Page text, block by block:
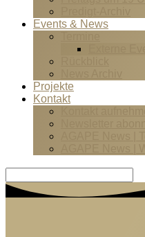
Events & News
Projekte
Kontakt
AGAPE News |
AGAPE News |
Suche